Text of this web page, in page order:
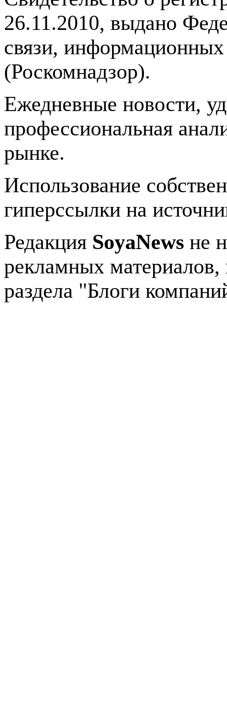
26.11.2010, выдано
связи,
(Роскомнадзор).
Ежедневные новости,
профессиональная
рынке.
Использование
гиперссылки на
Редакция SoyaNews не
рекламных
раздела "Блоги